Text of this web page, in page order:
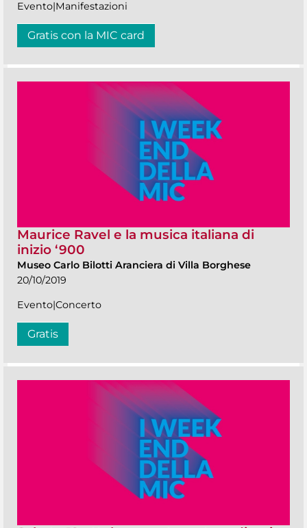
Evento|Manifestazioni
Gratis con la MIC card
Maurice Ravel e la musica italiana di
inizio ‘900
Museo Carlo Bilotti Aranciera di Villa Borghese
20/10/2019
Evento|Concerto
Gratis